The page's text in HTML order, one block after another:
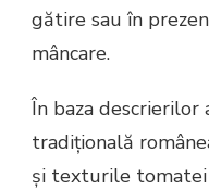
gătire sau în
mâncare.
În baza
tradițională
și texturile